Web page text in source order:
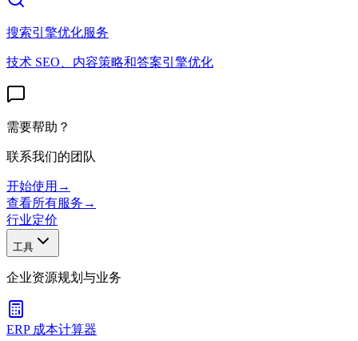
搜索引擎优化服务
技术 SEO、内容策略和答案引擎优化
需要帮助？
联系我们的团队
开始使用 →
查看所有服务 →
行业定价
工具
企业资源规划与业务
ERP 成本计算器